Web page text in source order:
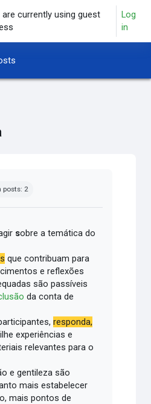
are currently using guest
Log
in
posts: 2
sobre a temática do
que contribuam para
e reflexões
são passíveis
da conta de
responda,
experiências e
relevantes para o
e gentileza são
mais estabelecer
mais pontos de